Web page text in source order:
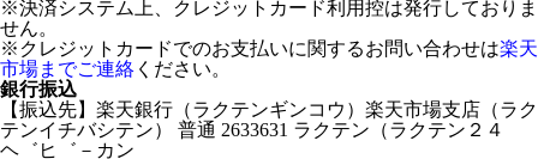
※決済システム上、クレジットカード利用控は発行しておりま
せん。
※クレジットカードでのお支払いに関するお問い合わせは楽天
市場までご連絡 ください。
銀行振込
【振込先】楽天銀行（ラクテンギンコウ）楽天市場支店（ラク
テンイチバシテン） 普通 2633631 ラクテン（ラクテン２４
ヘ゛ヒ゛－カン